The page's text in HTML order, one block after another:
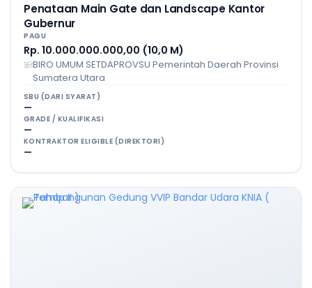
Penataan Main Gate dan Landscape Kantor
Gubernur
PAGU
Rp. 10.000.000.000,00 (10,0 M)
BIRO UMUM SETDAPROVSU Pemerintah Daerah Provinsi
Sumatera Utara
SBU (DARI SYARAT)
—
GRADE / KUALIFIKASI
—
KONTRAKTOR ELIGIBLE (DIREKTORI)
—